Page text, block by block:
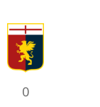
0